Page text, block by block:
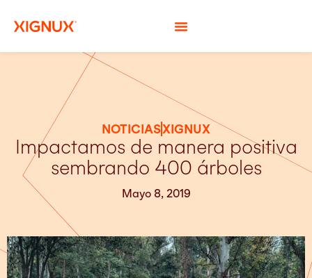
NOTICIASXIGNUX
Impactamos de manera positiva
sembrando 400 árboles
Mayo 8, 2019